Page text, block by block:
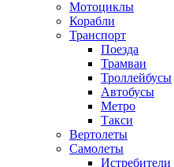
Мотоциклы
Корабли
Транспорт
Поезда
Трамваи
Троллейбусы
Автобусы
Метро
Такси
Вертолеты
Самолеты
Истребители